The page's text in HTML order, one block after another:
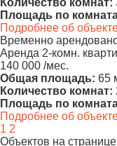
Количество комнат:
Площадь по
Подробнее об
Временно
Аренда 2-комн.
140 000 /мес.
Общая площадь: 65
Количество комнат:
Площадь по
Подробнее об
1 2
Объектов на странице